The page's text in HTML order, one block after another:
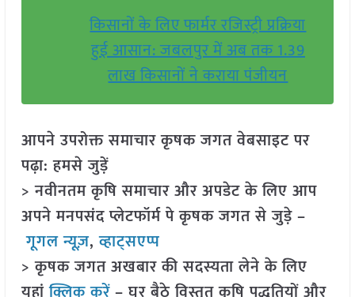
किसानों के लिए फार्मर रजिस्ट्री प्रक्रिया
हुई आसान: जबलपुर में अब तक 1.39
लाख किसानों ने कराया पंजीयन
आपने उपरोक्त समाचार कृषक जगत वेबसाइट पर
पढ़ा: हमसे जुड़ें
> नवीनतम कृषि समाचार और अपडेट के लिए आप
अपने मनपसंद प्लेटफॉर्म पे कृषक जगत से जुड़े –
गूगल न्यूज़,व्हाट्सएप्प
> कृषक जगत अखबार की सदस्यता लेने के लिए